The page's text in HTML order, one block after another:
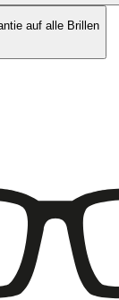
auf alle Brillen